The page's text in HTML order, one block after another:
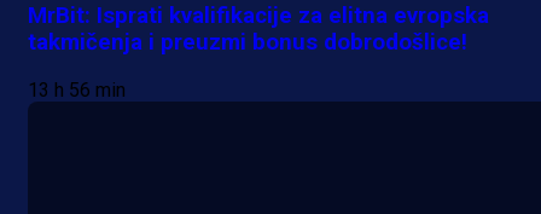
MrBit: Isprati kvalifikacije za elitna evropska
takmičenja i preuzmi bonus dobrodošlice!
13 h 56 min